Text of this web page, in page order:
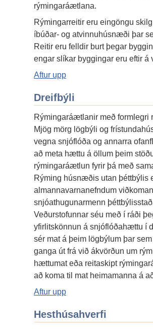
rýmingaráætlana.
Rýmingarreitir eru eingöngu
íbúðar- og atvinnuhúsnæði þar
Reitir eru felldir burt þegar
engar slíkar byggingar eru eftir á
Aftur upp
Dreifbýli
Rýmingaráætlanir með formlegri
Mjög mörg lögbýli og
vegna snjóflóða og annarra
að meta hættu á öllum þeim
rýmingaráætlun fyrir þá með
Rýming húsnæðis utan þéttbýlis
almannavarnanefndum
snjóathugunarmenn
Veðurstofunnar séu með í ráði
yfirlitskönnun á snjóflóðahættu í
sér mat á þeim lögbýlum þar
ganga út frá við ákvörðun um
hættumat eða reitaskipt
að koma til mat heimamanna á
Aftur upp
Hesthúsahverfi